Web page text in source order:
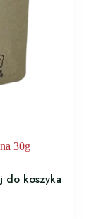
30g
do koszyka